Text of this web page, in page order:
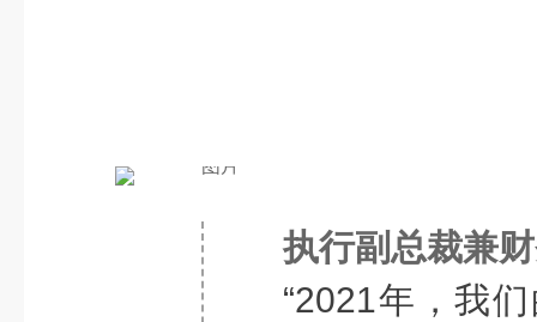
执行副总裁兼
“2021年，我